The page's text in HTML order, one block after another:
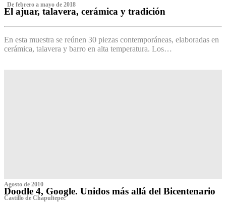
‌ De febrero a mayo de 2018
El ajuar, talavera, cerámica y tradición
En esta muestra se reúnen 30 piezas contemporáneas, elaboradas en
cerámica, talavera y barro en alta temperatura. Los…
Agosto de 2010
Doodle 4, Google. Unidos más allá del Bicentenario
Castillo de Chapultepec